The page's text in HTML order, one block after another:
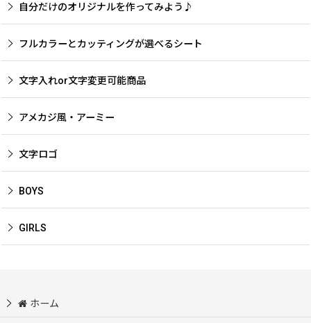
自分だけのオリジナルを作ってみよう♪
フルカラーとカッティングが選べるシート
文字入れor文字変更可能商品
アメカジ風・アーミー
文字ロゴ
BOYS
GIRLS
ホーム